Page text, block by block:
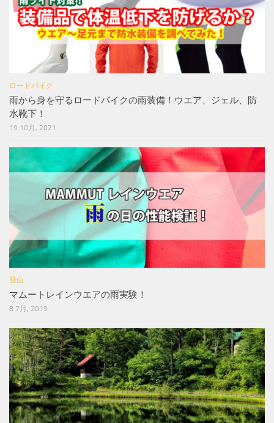
ロードバイク
雨から身を守るロードバイクの雨装備！ウエア、ジェル、防
水靴下！
19 10月, 2021
登山
マムートレインウエアの雨実験！
8 7月, 2019